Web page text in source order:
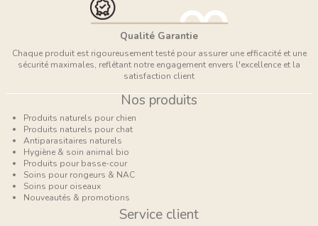
Qualité Garantie
Chaque produit est rigoureusement testé pour assurer une efficacité et une
sécurité maximales, reflétant notre engagement envers l'excellence et la
satisfaction client
Nos produits
Produits naturels pour chien
Produits naturels pour chat
Antiparasitaires naturels
Hygiène & soin animal bio
Produits pour basse-cour
Soins pour rongeurs & NAC
Soins pour oiseaux
Nouveautés & promotions
Service client